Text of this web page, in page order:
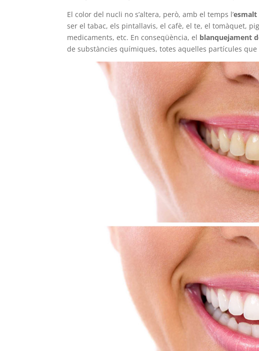
El color del nucli no s’altera, però, amb el temps l’esmalt
ser el tabac, els pintallavis, el cafè, el te, el tomàquet,
medicaments, etc. En conseqüència, el blanquejament
de substàncies químiques, totes aquelles partícules